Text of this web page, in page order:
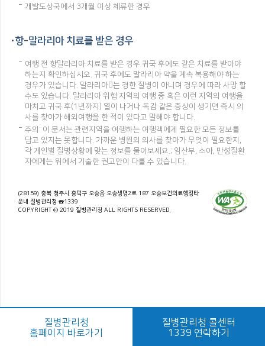
개발도상국에서 3개월 이상 체류한 경우
항-말라리아 치료를 받은 경우
여행 전 항말라리아 치료를 받은 경우 귀국 후에도 같은 치료를 받아야
하는지 확인하십시오. 귀국 후에도 말라리아 약을 계속 복용해야 하는
경우가 있습니다. 말라리아는 경한 질병이 아니며 경우에 따라 사망 할
수도 있습니다. 말라리아 위험 지역의 여행 중 혹은 이런 지역의 여행을
마치고 귀국 후(1년까지) 열이 나거나 독감 같은 증상이 생기면 즉시 의
사를 찾아가 해외여행을 한 적이 있다고 말해야 합니다.
주의: 이 문서는 관련지역을 여행하는 여행객에게 필요한 모든 정보를
담고 있지는 못합니다. 가까운 병원의 의사를 찾아가 무엇이 필요한지,
각 개인별 질병상황에 맞는 정보를 물어보세요.; 임산부, 소아, 만성질환
자에게는 위에서 기술한 권고안이 다를 수 있습니다.
(28159) 충북 청주시 흥덕구 오송읍 오송생명2로 187 오송보건의료행정타
운내 질병관리청 ☎1339
COPYRIGHT © 2019 질병관리청 ALL RIGHTS RESERVED.
질병관리청
홈페이지 바로가기
질병관리청 콜센터
1339 연락하기